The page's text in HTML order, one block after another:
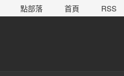
點部落 首頁 RSS